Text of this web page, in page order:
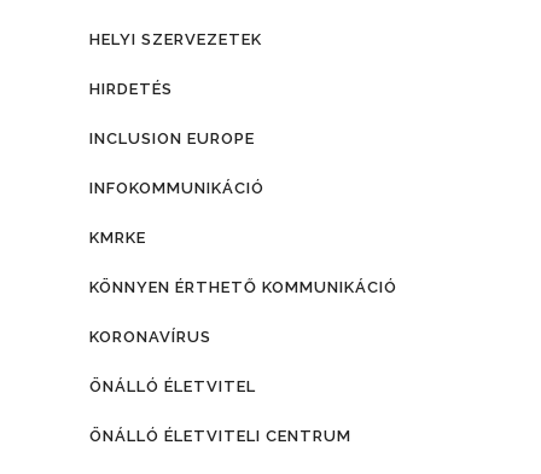
HELYI SZERVEZETEK
HIRDETÉS
INCLUSION EUROPE
INFOKOMMUNIKÁCIÓ
KMRKE
KÖNNYEN ÉRTHETŐ KOMMUNIKÁCIÓ
KORONAVÍRUS
ÖNÁLLÓ ÉLETVITEL
ÖNÁLLÓ ÉLETVITELI CENTRUM